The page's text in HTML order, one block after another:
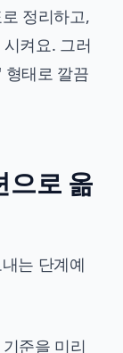
정리하고,
켜요. 그러
태로 깔끔
으로 옮
는 단계예
준을 미리